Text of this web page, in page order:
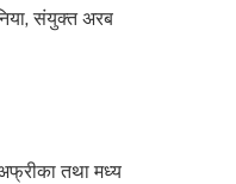
संयुक्त अरब
तथा मध्य